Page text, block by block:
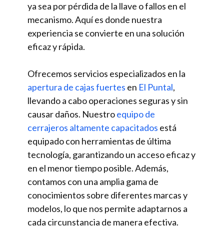
ya sea por pérdida de la llave o fallos en el
mecanismo. Aquí es donde nuestra
experiencia se convierte en una solución
eficaz y rápida.
Ofrecemos servicios especializados en la
apertura de cajas fuertes en El Puntal,
llevando a cabo operaciones seguras y sin
causar daños. Nuestroequipo de
cerrajeros altamente capacitados está
equipado con herramientas de última
tecnología, garantizando un acceso eficaz y
en el menor tiempo posible. Además,
contamos con una amplia gama de
conocimientos sobre diferentes marcas y
modelos, lo que nos permite adaptarnos a
cada circunstancia de manera efectiva.